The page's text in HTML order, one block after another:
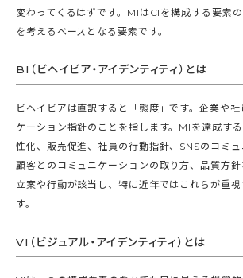
変わってくるはずです。MIはCIを構成する要素
を考えるベースとなる要素です。
BI（ビヘイビア・アイデンティティ）とは
ビヘイビアは直訳すると「態度」です。企業や
ケーション指針のことを指します。MIを達成す
性化、販売促進、社員の行動指針、SNSのコミュ
顧客とのコミュニケーションの取り方、品質方
立案や行動が該当し、特に近年ではこれらが重
す。
VI（ビジュアル・アイデンティティ）とは